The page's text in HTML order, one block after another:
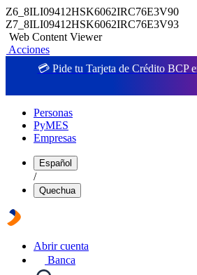
Z6_8ILI09412HSK6062IRC76E3V90
Z7_8ILI09412HSK6062IRC76E3V93
Web Content Viewer
Acciones
💳 Pide tu Tarjeta de Crédito BCP
Personas
PyMES
Empresas
Español
/
Quechua
Abrir cuenta
Banca